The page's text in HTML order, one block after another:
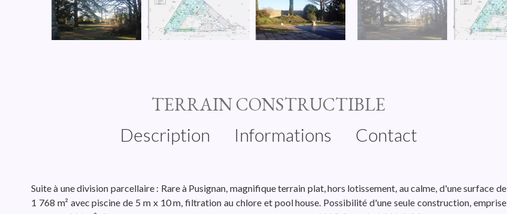
TERRAIN CONSTRUCTIBLE
Description Informations Contact
Suite à une division parcellaire : Rare à Pusignan, magnifique terrain plat, hors lotissement, au calme, d'une surface de
1 768 m² avec piscine de 5 m x 10 m, filtration au chlore et pool house. Possibilité d'une seule construction, emprise